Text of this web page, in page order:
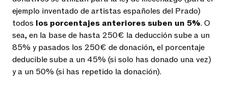
ejemplo inventado de artistas españoles del Prado)
todos los porcentajes anteriores suben un 5%. O
sea, en la base de hasta 250€ la deducción sube a un
85% y pasados los 250€ de donación, el porcentaje
deducible sube a un 45% (si solo has donado una vez)
y a un 50% (si has repetido la donación).